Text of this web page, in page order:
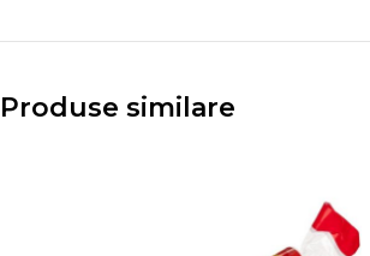
Produse similare